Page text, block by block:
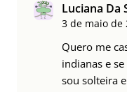
Luciana Da
3 de maio de
Quero me
indianas e
sou solteira